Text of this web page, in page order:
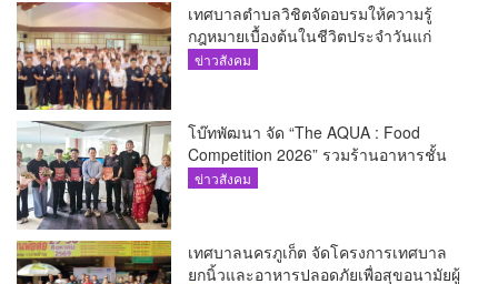
เทศบาลตำบลวิชิตจัดอบรมให้ความรู้
กฎหมายเบื้องต้นในชีวิตประจำวันแก่
เยาวชน
ข่าวสังคม
โบ๊ทพัฒนา จัด “The AQUA : Food
Competition 2026” รวมร้านอาหารชั้น
นำของ The Shopps at The AQUA ชู
ข่าวสังคม
เทศบาลนครภูเก็ต จัดโครงการเทศบาล
ยกนิ้วและอาหารปลอดภัยเพื่อสุขอนามัยผู้